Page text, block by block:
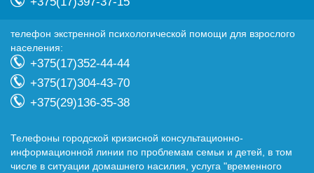
телефон экстренной психологической помощи для взрослого
населения:
+375(17)352-44-44
+375(17)304-43-70
+375(29)136-35-38
Телефоны городской кризисной консультационно-
информационной линии по проблемам семьи и детей, в том
числе в ситуации домашнего насилия, услуга "временного